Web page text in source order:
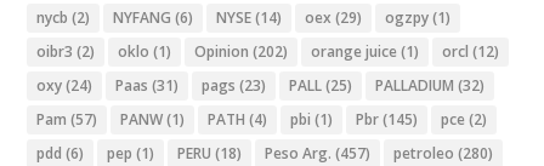
nycb (2) NYFANG (6) NYSE(14) oex (29) ogzpy(1)
oibr3 (2) oklo (1) Opinion (202) orange juice (1) orcl (12)
oxy(24) Paas (31) pags (23) PALL(25) PALLADIUM (32)
Pam (57) PANW(1) PATH (4) pbi (1) Pbr(145) pce (2)
pdd (6) pep (1) PERU (18) Peso Arg. (457) petroleo (280)